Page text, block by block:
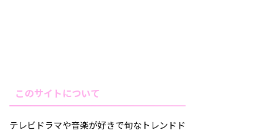
このサイトについて
テレビドラマや音楽が好きで旬なトレンドド